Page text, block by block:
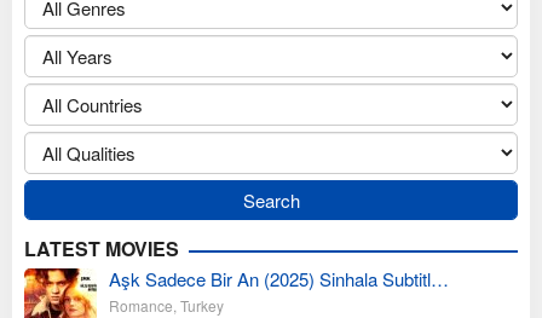
LATEST MOVIES
Aşk Sadece Bir An (2025) Sinhala Subtitl…
Romance Turkey